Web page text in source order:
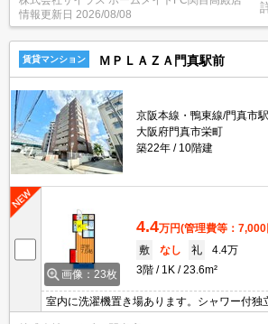
情報更新日 2026/08/08
賃貸マンション ＭＰＬＡＺＡ門真駅前
京阪本線・鴨東線/門真市
大阪府門真市栄町
築22年
10階建
画像：23枚
4.4万円(管理費等：7,000
敷
なし 礼
4.4万
3階
1K 23.6m²
室内に洗濯機置き場あります。シャワー付独